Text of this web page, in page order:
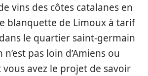
vins des côtes catalanes en
blanquette de Limoux à tarif
le quartier saint-germain
pas loin d’Amiens ou
vous avez le projet de savoir